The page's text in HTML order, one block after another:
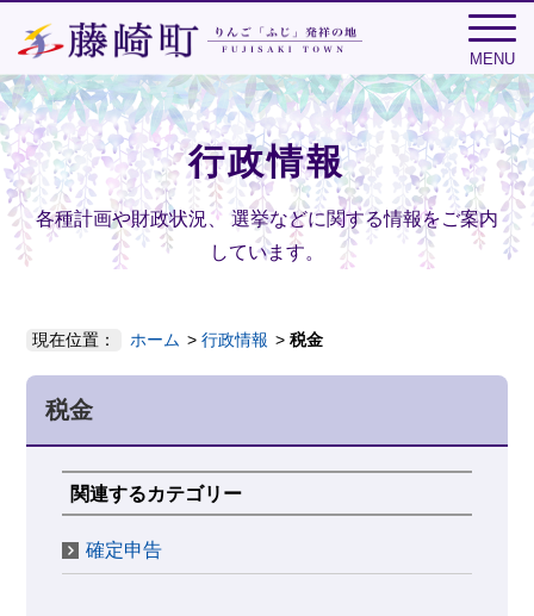
MENU
行政情報
各種計画や財政状況、 選挙などに関する情報をご案内
しています。
現在位置： ホーム 行政情報 税金
税金
関連するカテゴリー
確定申告